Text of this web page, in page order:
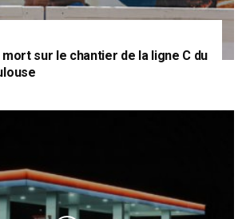
sur le chantier de la ligne C du